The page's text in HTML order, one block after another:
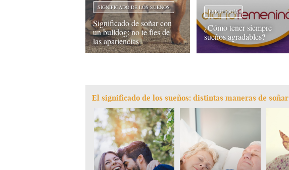
SIGNIFICADO DE LOS SUEÑOS
Significado de soñar con
un bulldog: no te fíes de
las apariencias
PSICOLOGÍA
¿Cómo tener siempre
sueños agradables?
El significado de los sueños: distintas maneras de soñar